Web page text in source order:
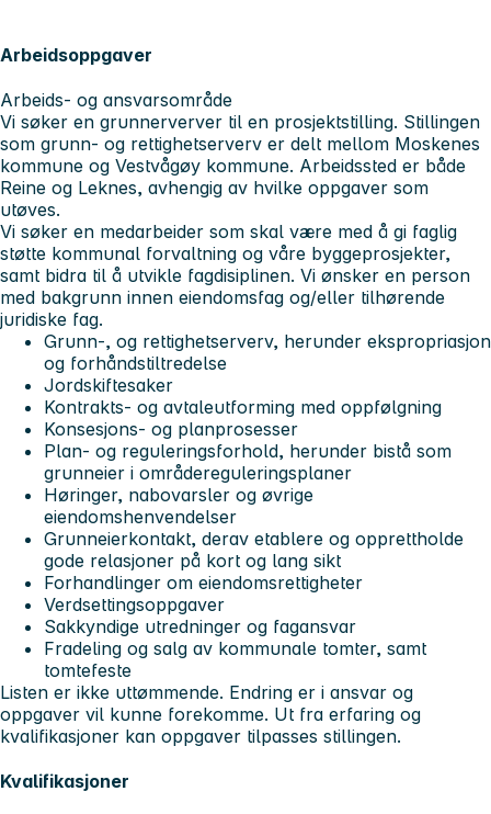
Arbeidsoppgaver
Arbeids- og ansvarsområde
Vi søker en grunnerverver til en prosjektstilling. Stillingen
som grunn- og rettighetserverv er delt mellom Moskenes
kommune og Vestvågøy kommune. Arbeidssted er både
Reine og Leknes, avhengig av hvilke oppgaver som
utøves.
Vi søker en medarbeider som skal være med å gi faglig
støtte kommunal forvaltning og våre byggeprosjekter,
samt bidra til å utvikle fagdisiplinen. Vi ønsker en person
med bakgrunn innen eiendomsfag og/eller tilhørende
juridiske fag.
Grunn-, og rettighetserverv, herunder ekspropriasjon
og forhåndstiltredelse
Jordskiftesaker
Kontrakts- og avtaleutforming med oppfølgning
Konsesjons- og planprosesser
Plan- og reguleringsforhold, herunder bistå som
grunneier i områdereguleringsplaner
Høringer, nabovarsler og øvrige
eiendomshenvendelser
Grunneierkontakt, derav etablere og opprettholde
gode relasjoner på kort og lang sikt
Forhandlinger om eiendomsrettigheter
Verdsettingsoppgaver
Sakkyndige utredninger og fagansvar
Fradeling og salg av kommunale tomter, samt
tomtefeste
Listen er ikke uttømmende. Endring er i ansvar og
oppgaver vil kunne forekomme. Ut fra erfaring og
kvalifikasjoner kan oppgaver tilpasses stillingen.
Kvalifikasjoner